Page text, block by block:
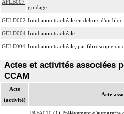
AFLB007
guidage
GELD002 Intubation trachéale en dehors d'un
GELD004 Intubation trachéale
GELE004 Intubation trachéale, par fibroscopie
Actes et activités associées
CCAM
Acte
(activité)
Acte
PAFA010 (1) Prélèvement d'autogreffe